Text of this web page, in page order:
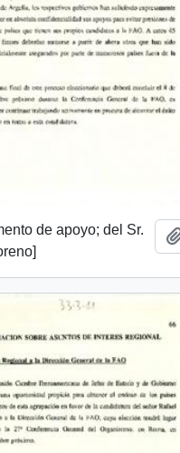
de apoyo; del Sr.